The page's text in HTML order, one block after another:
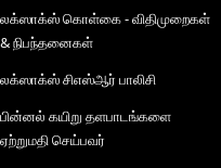
லக்ஸாக்ஸ் கொள்கை - விதிமுறைகள்
& நிபந்தனைகள்
லக்ஸாக்ஸ் சிஎஸ்ஆர் பாலிசி
பின்னல் கயிறு தளபாடங்களை
ஏற்றுமதி செய்பவர்